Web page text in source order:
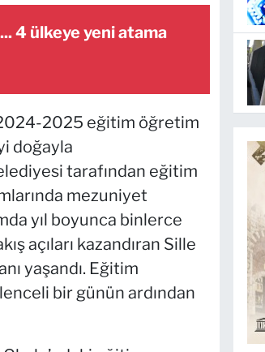
4 ülkeye yeni atama
2025 eğitim öğretim
doğayla
tarafından eğitim
mezuniyet
yıl boyunca binlerce
açıları kazandıran Sille
yaşandı. Eğitim
bir günün ardından